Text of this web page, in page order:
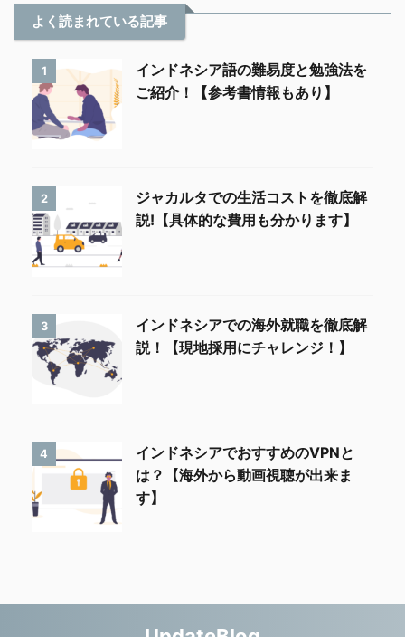
よく読まれている記事
1
インドネシア語の難易度と勉強法を
ご紹介！【参考書情報もあり】
2
ジャカルタでの生活コストを徹底解
説!【具体的な費用も分かります】
3
インドネシアでの海外就職を徹底解
説！【現地採用にチャレンジ！】
4
インドネシアでおすすめのVPNと
は？【海外から動画視聴が出来ま
す】